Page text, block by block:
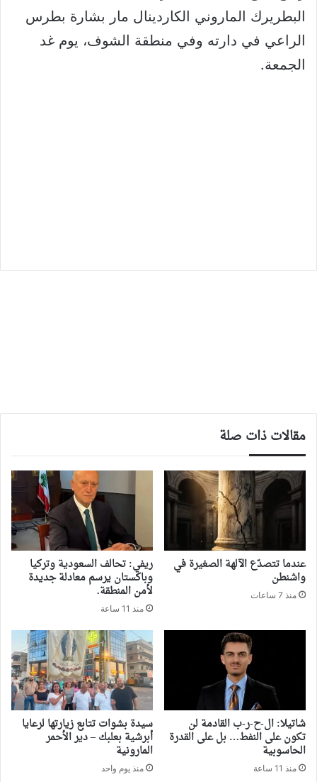
البطريرك الماروني الكاردينال مار بشارة بطرس
الراعي في دارته وفي منطقة الشوف، يوم غد
الجمعة.
مقالات ذات صلة
‏عندما تتصدّع الآلهة الصغيرة في
واشنطن
منذ 7 ساعات
ريفي: تحالف السعودية وتركيا
وباكستان يرسم معادلة جديدة
لأمن المنطقة.
منذ 11 ساعة
شاتيلا: ال-ح-ر-ب القادمة لن
تكون على النفط… بل على القدرة
الحاسوبية
منذ 11 ساعة
سيدة بشوات تتابع زيارتها لرعايا
أبرشية بعلبك – دير الأحمر
المارونية
منذ يوم واحد